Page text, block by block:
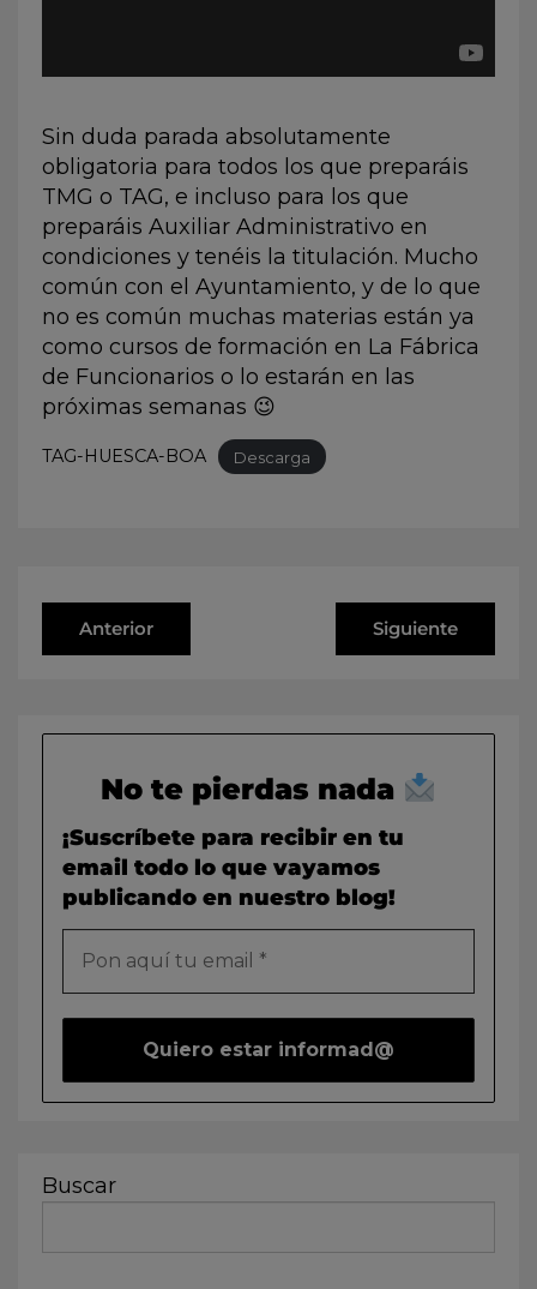
Sin duda parada absolutamente
obligatoria para todos los que preparáis
TMG o TAG, e incluso para los que
preparáis Auxiliar Administrativo en
condiciones y tenéis la titulación. Mucho
común con el Ayuntamiento, y de lo que
no es común muchas materias están ya
como cursos de formación en La Fábrica
de Funcionarios o lo estarán en las
próximas semanas 😉
TAG-HUESCA-BOA Descarga
Anterior Siguiente
No te pierdas nada
¡Suscríbete para recibir en tu
email todo lo que vayamos
publicando en nuestro blog!
Buscar